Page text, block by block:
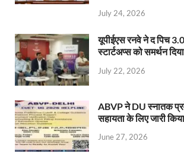
July 24, 2026
यूपीईएस रनवे ने द पिच
स्टार्टअप्स को समर्थन दिया
July 22, 2026
ABVP ने DU स्नातक
सहायता के लिए जारी
June 27, 2026